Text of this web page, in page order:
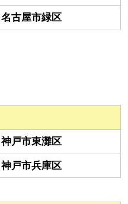
名古屋市緑区
神戸市東灘区
神戸市兵庫区